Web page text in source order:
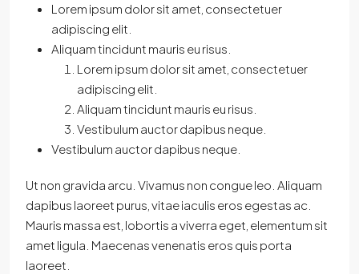
Lorem ipsum dolor sit amet, consectetuer
adipiscing elit.
Aliquam tincidunt mauris eu risus.
Lorem ipsum dolor sit amet, consectetuer
adipiscing elit.
Aliquam tincidunt mauris eu risus.
Vestibulum auctor dapibus neque.
Vestibulum auctor dapibus neque.
Ut non gravida arcu. Vivamus non congue leo. Aliquam
dapibus laoreet purus, vitae iaculis eros egestas ac.
Mauris massa est, lobortis a viverra eget, elementum sit
amet ligula. Maecenas venenatis eros quis porta
laoreet.